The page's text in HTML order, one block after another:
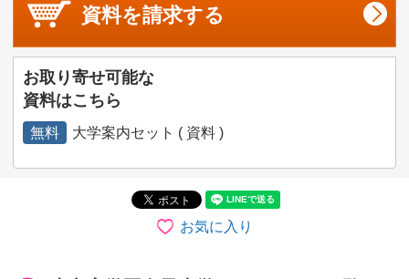
資料を請求する
お取り寄せ可能な
資料はこちら
無料 大学案内セット ( 資料 )
お気に入り